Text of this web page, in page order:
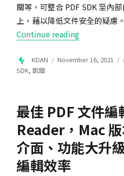
關等，可整合 PDF SDK 至內
上，藉以降低文件安全的疑慮。
Continue reading“凱鈿為全
Author
KDAN
Posted
November 16, 2021
SDK, 凱鈿
最佳 PDF 文件編
Reader，Mac 版
介面、功能大升
編輯效率